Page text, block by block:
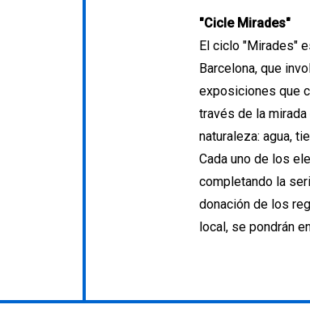
"Cicle Mirades"
El ciclo "Mirades"
Barcelona, que
exposiciones que
través de la
naturaleza: agua,
Cada uno de los
completando la
donación de los
local, se pondrán